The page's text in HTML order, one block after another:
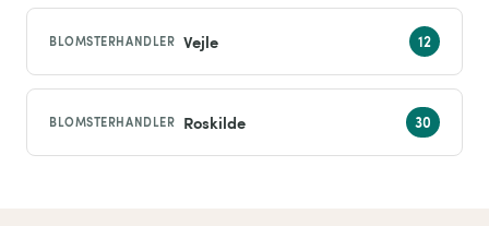
BLOMSTERHANDLER Vejle
BLOMSTERHANDLER Roskilde